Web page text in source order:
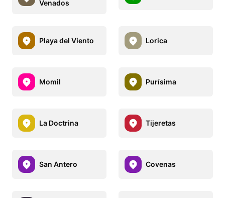
Venados
Playa del Viento Lorica
Momil Purísima
La Doctrina Tijeretas
San Antero Covenas